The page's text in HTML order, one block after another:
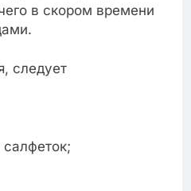
в скором времени
следует